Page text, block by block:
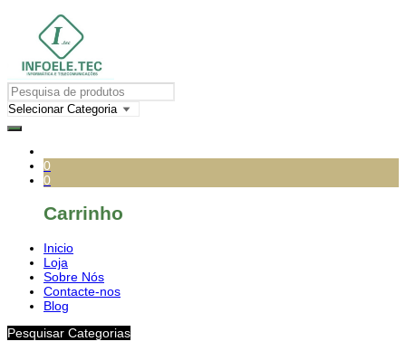
0
0
Carrinho
Inicio
Loja
Sobre Nós
Contacte-nos
Blog
Pesquisar Categorias